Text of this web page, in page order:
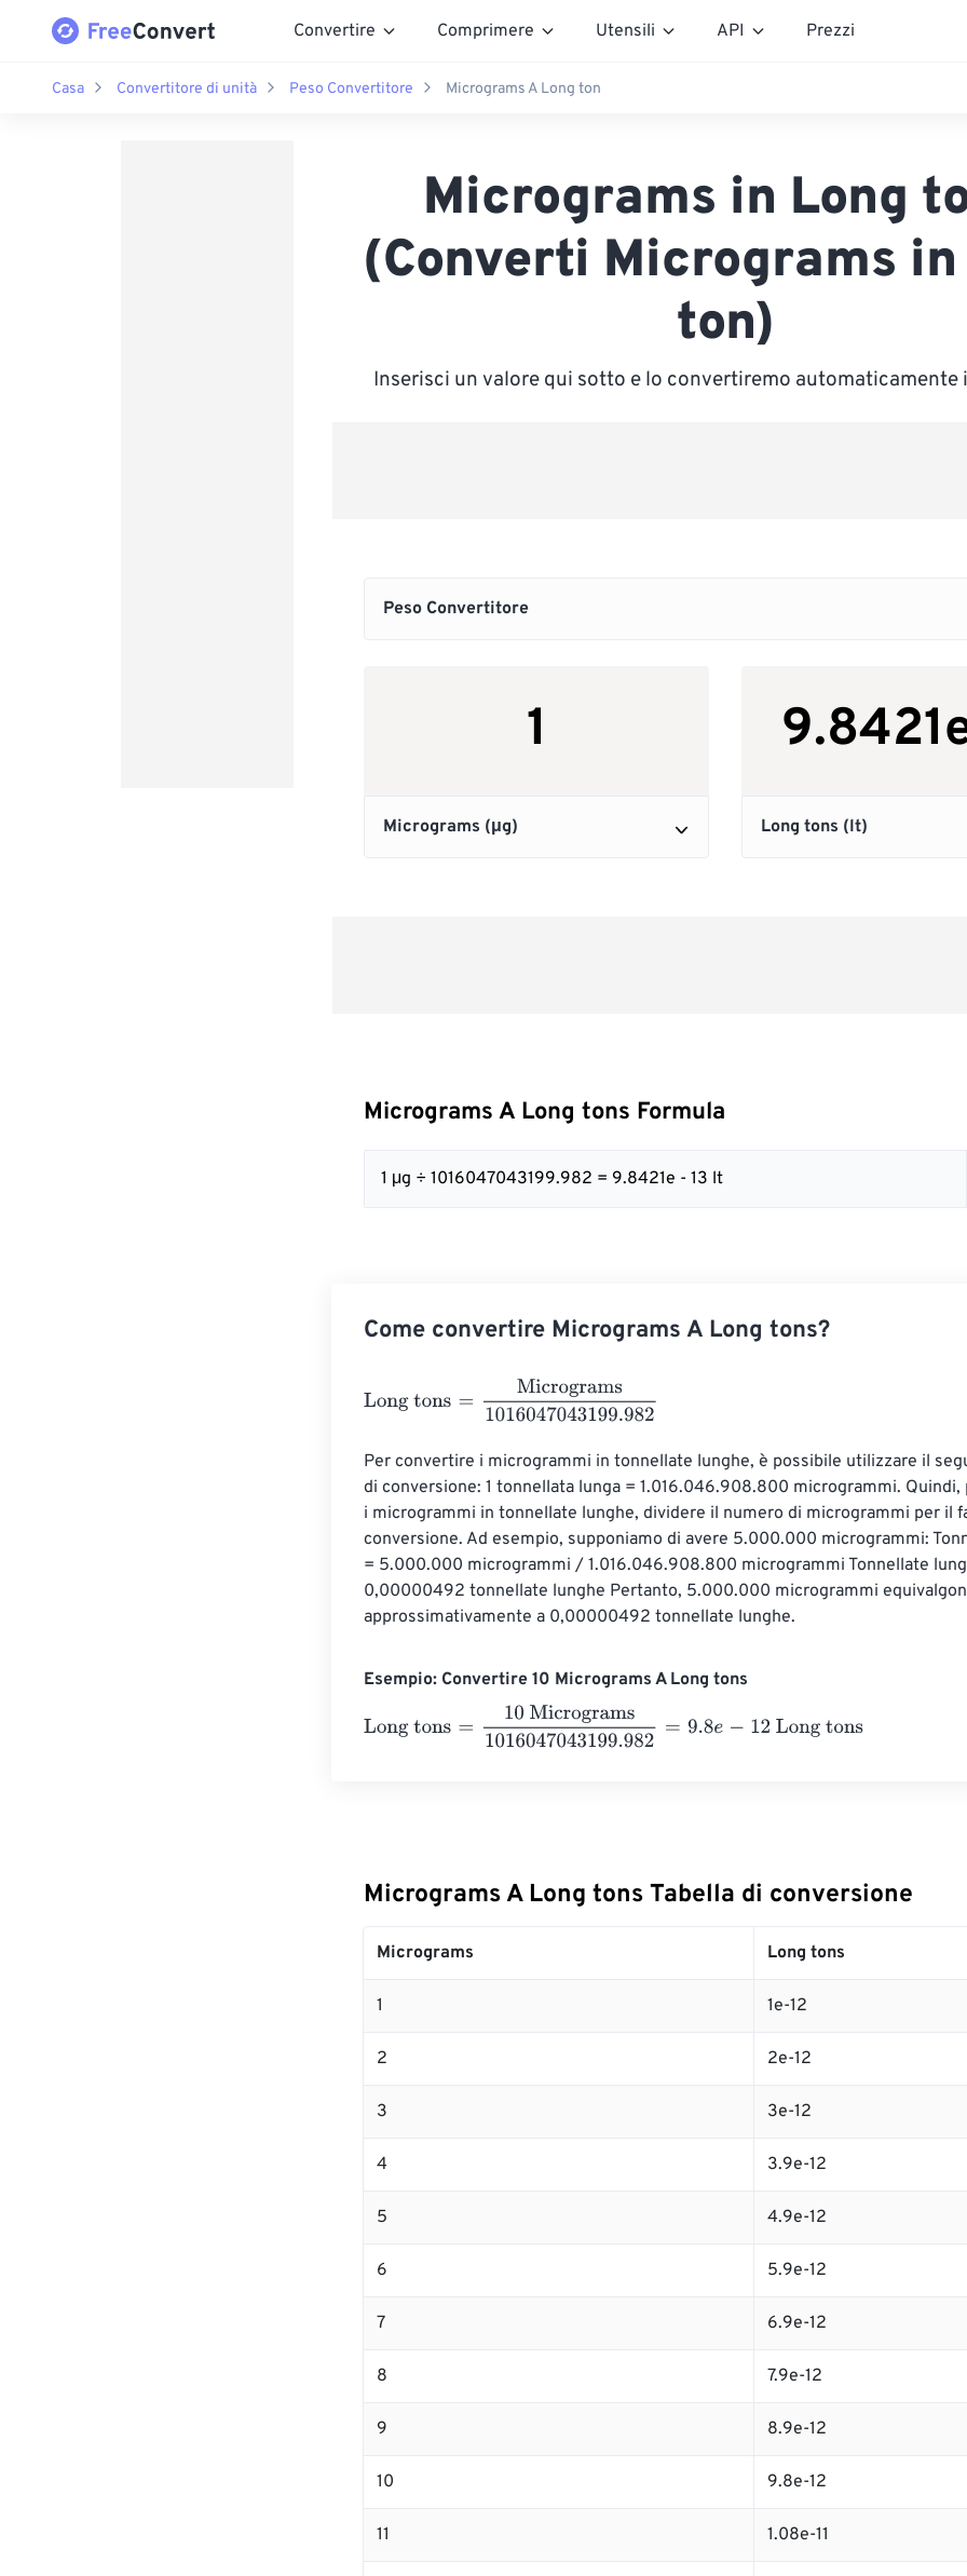
Convertire Comprimere Utensili API Prezzi
Casa Convertitore di unità Peso Convertitore Micrograms A Long ton
Micrograms in Long
(Converti Micrograms in
ton)
Inserisci un valore qui sotto e lo convertiremo automaticamente
Micrograms A Long tons Formula
1 μg ÷ 1016047043199.982 = 9.8421e - 13 lt
Come convertire Micrograms A Long tons?
Long tons Micrograms1016047043199.982
Per convertire i microgrammi in tonnellate lunghe, è possibile utilizzare il
di conversione: 1 tonnellata lunga = 1.016.046.908.800 microgrammi.
i microgrammi in tonnellate lunghe, dividere il numero di microgrammi per il
conversione. Ad esempio, supponiamo di avere 5.000.000 microgrammi:
= 5.000.000 microgrammi / 1.016.046.908.800 microgrammi Tonnellate
0,00000492 tonnellate lunghe Pertanto, 5.000.000 microgrammi
approssimativamente a 0,00000492 tonnellate lunghe.
Esempio: Convertire 10 Micrograms A Long tons
Long tons
10 Micrograms1016047043199.982 9.8e -12 Long tons
Micrograms A Long tons Tabella di conversione
Micrograms Long tons
1 1e-12
2 2e-12
3 3e-12
4 3.9e-12
5 4.9e-12
6 5.9e-12
7 6.9e-12
8 7.9e-12
9 8.9e-12
10 9.8e-12
11 1.08e-11